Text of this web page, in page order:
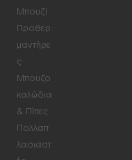
Μπουζί
Προθερ
μαντήρε
ς
Μπουζο
καλώδια
& Πίπες
Πολλαπ
λασιαστ